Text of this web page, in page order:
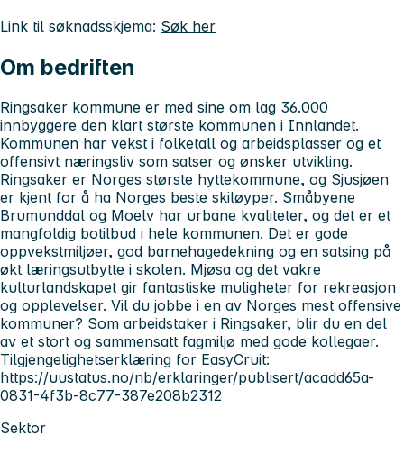
Link til søknadsskjema: Søk her
Om bedriften
Ringsaker kommune er med sine om lag 36.000
innbyggere den klart største kommunen i Innlandet.
Kommunen har vekst i folketall og arbeidsplasser og et
offensivt næringsliv som satser og ønsker utvikling.
Ringsaker er Norges største hyttekommune, og Sjusjøen
er kjent for å ha Norges beste skiløyper. Småbyene
Brumunddal og Moelv har urbane kvaliteter, og det er et
mangfoldig botilbud i hele kommunen. Det er gode
oppvekstmiljøer, god barnehagedekning og en satsing på
økt læringsutbytte i skolen. Mjøsa og det vakre
kulturlandskapet gir fantastiske muligheter for rekreasjon
og opplevelser. Vil du jobbe i en av Norges mest offensive
kommuner? Som arbeidstaker i Ringsaker, blir du en del
av et stort og sammensatt fagmiljø med gode kollegaer.
Tilgjengelighetserklæring for EasyCruit:
https://uustatus.no/nb/erklaringer/publisert/acadd65a-
0831-4f3b-8c77-387e208b2312
Sektor